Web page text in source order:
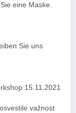
eine Maske.
Sie uns
15.11.2021
važnost